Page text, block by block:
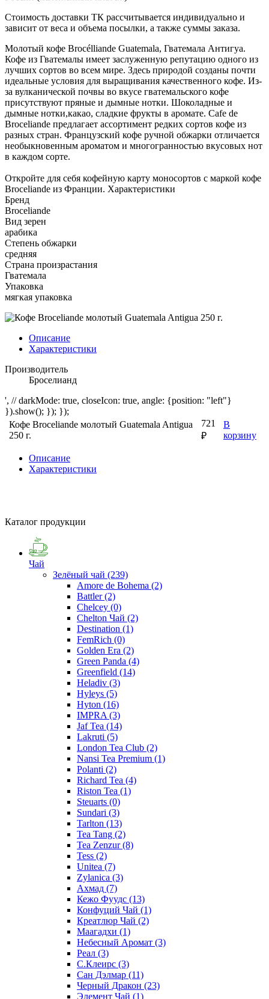
Стоимость доставки ТК рассчитывается индивидуально и
зависит от веса и объема посылки, а также суммы заказа.
Молотый кофе Brocélliande Guatemala, Гватемала Антигуа.
Кофе из Гватемалы имеет заслуженную репутацию одного из
лучших сортов во всем мире. Здесь природой созданы почти
идеальные условия для выращивания качественного кофе. Из-
за вулканической почвы во вкусе гватемальского кофе
присутствуют пряные и дымные нотки. Шоколадные и
дымные нотки,какао, сладкие фрукты в аромате. Cafe de
Broceliande предлагает ассортимент редких сортов кофе из
разных стран. Французский кофе ручной обжарки отличается
необыкновенным ароматом и многогранностью вкусовых нот
в каждом сорте.
Откройте для себя кофейную карту моносортов с маркой кофе
Broceliande из Франции. Характеристики
Бренд
Broceliande
Вид зерен
арабика
Степень обжарки
средняя
Страна произрастания
Гватемала
Упаковка
мягкая упаковка
Описание
Характеристики
Производитель
Броселианд
', // darkMode: true, closeIcon: true, angle: {position: "left"}
}).show(); }); });
Кофе Broceliande молотый Guatemala Antigua
250 г.
721
₽
В
корзину
Описание
Характеристики
Каталог продукции
Чай
Зелёный чай (239)
Amore de Bohema (2)
Battler(2)
Chelcey (0)
Chelton Чай (2)
Destination (1)
FemRich (0)
Golden Era (2)
Green Panda (4)
Greenfield (14)
Heladiv (3)
Hyleys (5)
Hyton (16)
IMPRA (3)
Jaf Tea (14)
Lakruti (5)
London Tea Club (2)
Nansi Tea Premium (1)
Polanti (2)
Richard Tea (4)
Riston Tea (1)
Steuarts (0)
Sundari (3)
Tarlton (13)
Tea Tang (2)
Tea Zenzur(8)
Tess (2)
Unitea (7)
Zylanica (3)
Ахмад (7)
Кежо Фуудс (13)
Конфуций Чай (1)
Креатлюр Чай (2)
Маагадхи (1)
Небесный Аромат (3)
Реал (3)
С.Клеирс (3)
Сан Дэлмар (11)
Черный Дракон (23)
Элемент Чай (1)